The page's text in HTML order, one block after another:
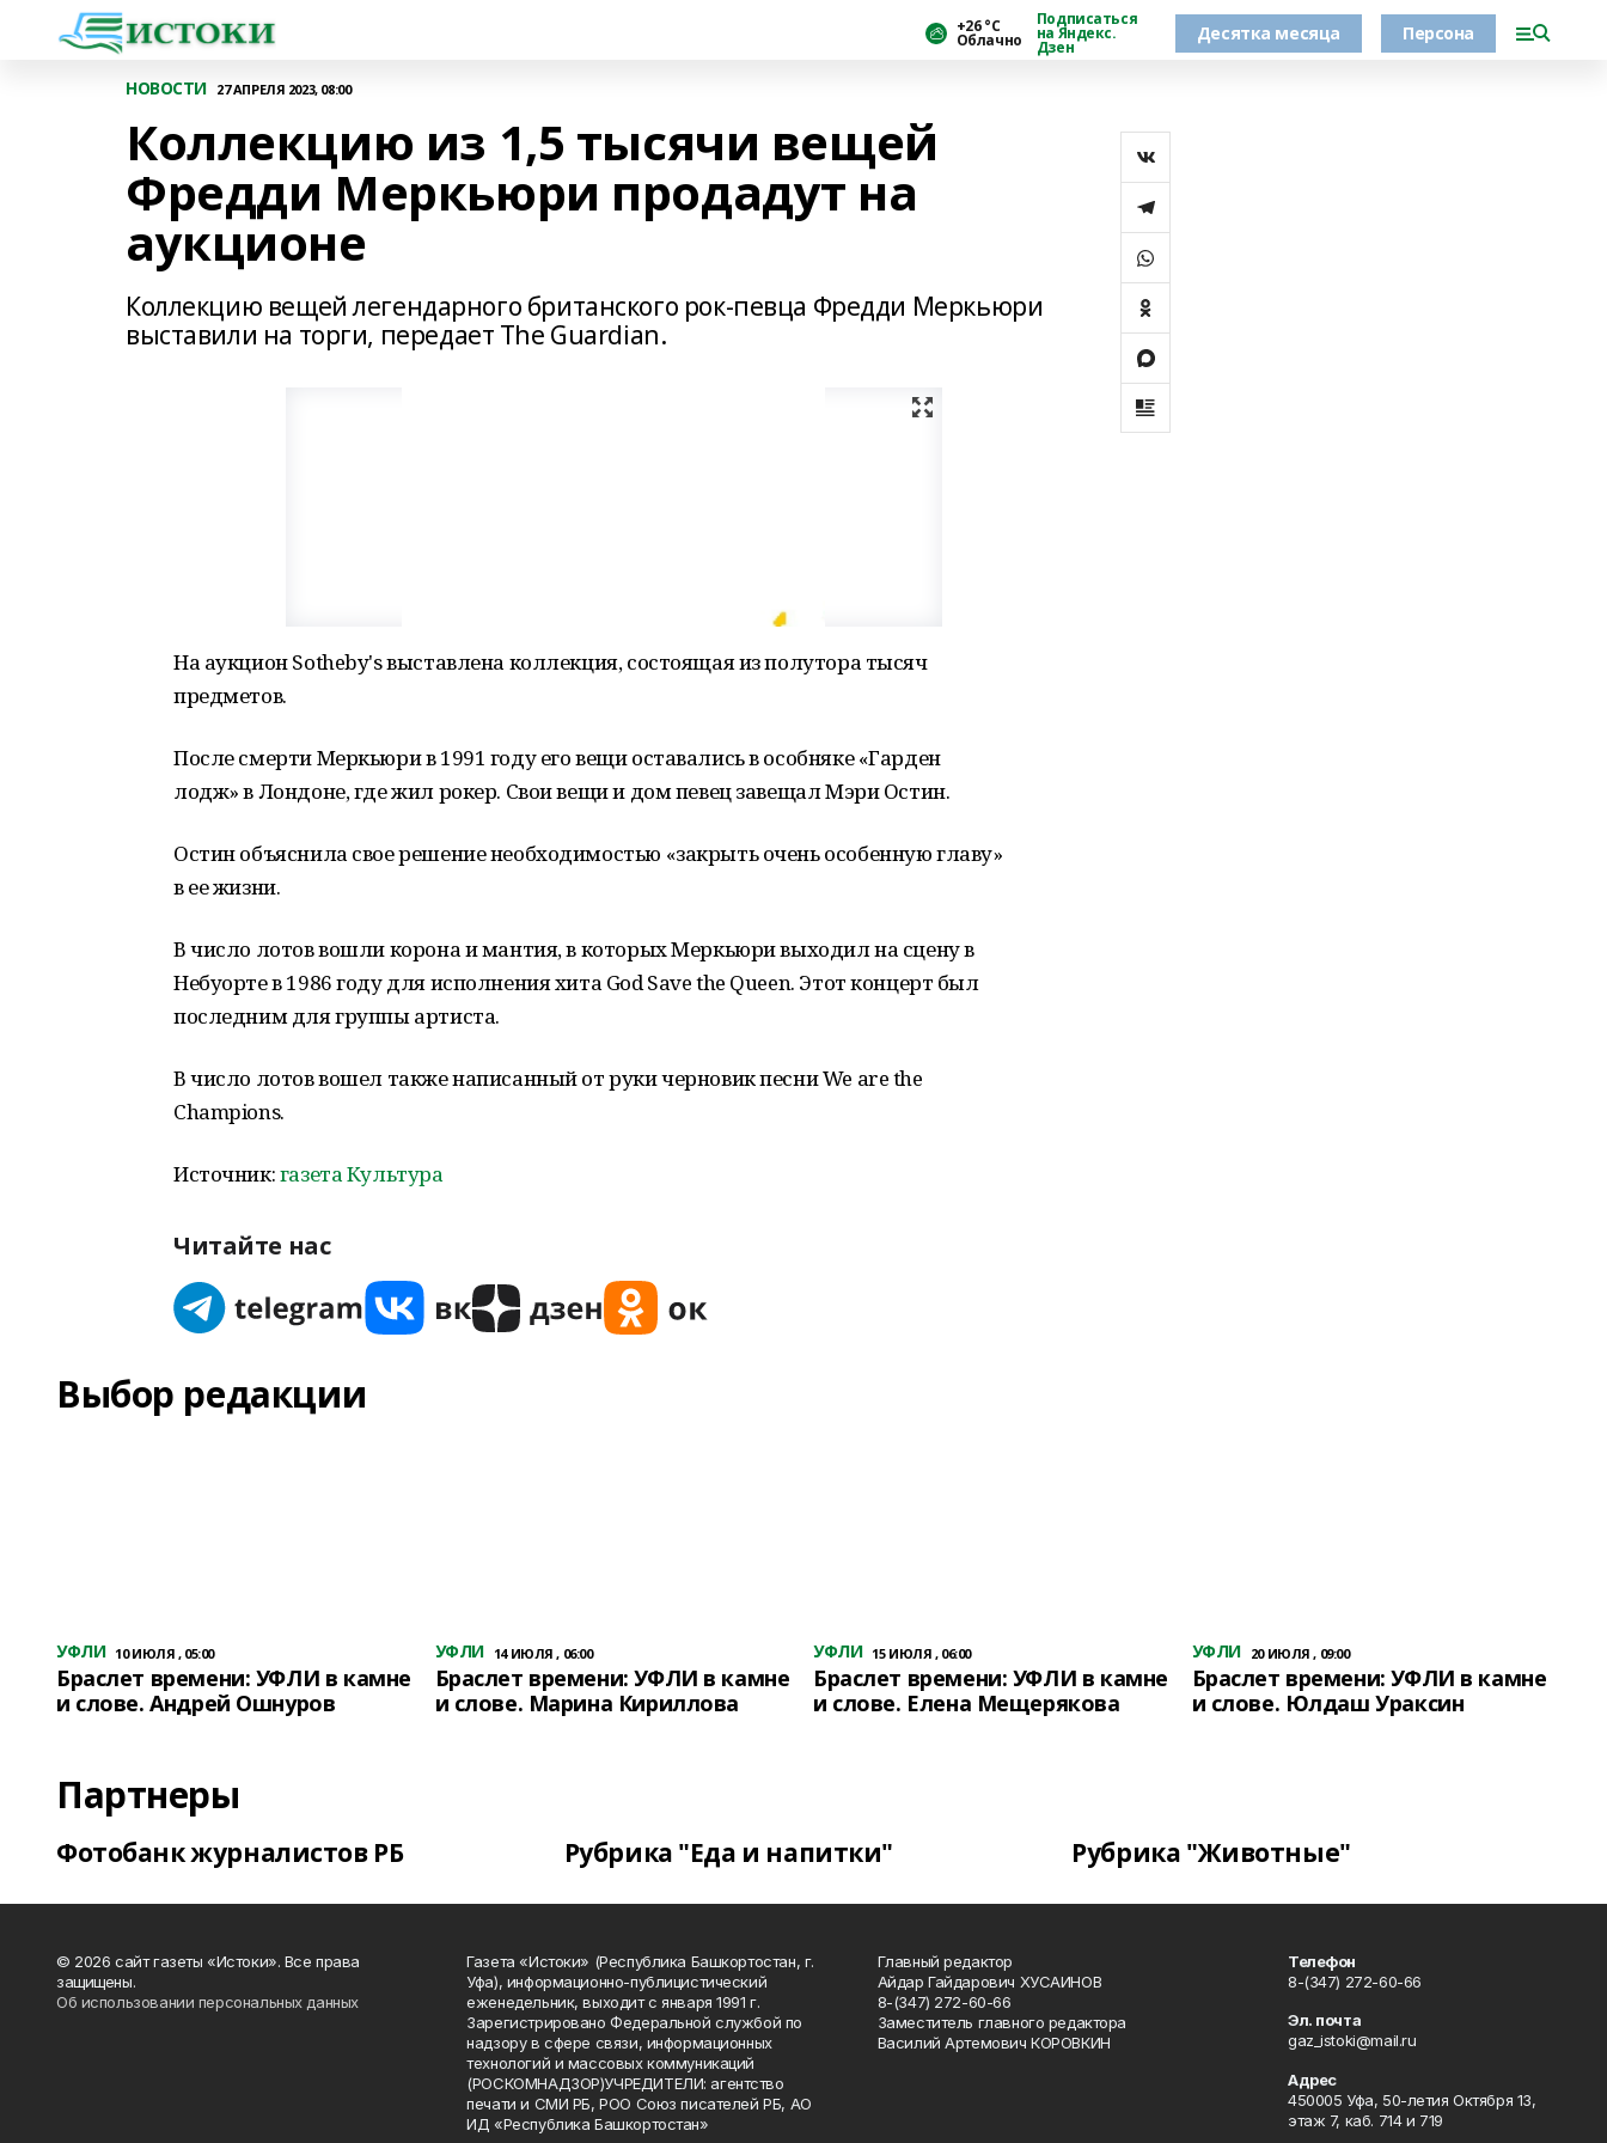
+26 °С
Облачно
Подписаться
на Яндекс.
Дзен
Десятка месяца Персона
НОВОСТИ 27 АПРЕЛЯ 2023, 08:00
Коллекцию из 1,5 тысячи вещей
Фредди Меркьюри продадут на
аукционе
Коллекцию вещей легендарного британского рок-певца Фредди Меркьюри
выставили на торги, передает The Guardian.
На аукцион Sotheby's выставлена коллекция, состоящая из полутора тысяч
предметов.
После смерти Меркьюри в 1991 году его вещи оставались в особняке «Гарден
лодж» в Лондоне, где жил рокер. Свои вещи и дом певец завещал Мэри Остин.
Остин объяснила свое решение необходимостью «закрыть очень особенную главу»
в ее жизни.
В число лотов вошли корона и мантия, в которых Меркьюри выходил на сцену в
Небуорте в 1986 году для исполнения хита God Save the Queen. Этот концерт был
последним для группы артиста.
В число лотов вошел также написанный от руки черновик песни We are the
Champions.
Источник:газета Культура
Читайте нас
Выбор редакции
УФЛИ 10 ИЮЛЯ , 05:00
Браслет времени: УФЛИ в камне
и слове. Андрей Ошнуров
УФЛИ 14 ИЮЛЯ , 06:00
Браслет времени: УФЛИ в камне
и слове. Марина Кириллова
УФЛИ 15 ИЮЛЯ , 06:00
Браслет времени: УФЛИ в камне
и слове. Елена Мещерякова
УФЛИ 20 ИЮЛЯ , 09:00
Браслет времени: УФЛИ в камне
и слове. Юлдаш Ураксин
Партнеры
Фотобанк журналистов РБ Рубрика "Еда и напитки" Рубрика "Животные"
© 2026 сайт газеты «Истоки». Все права
защищены.
Об использовании персональных данных
Газета «Истоки» (Республика Башкортостан, г.
Уфа), информационно-публицистический
еженедельник, выходит с января 1991 г.
Зарегистрировано Федеральной службой по
надзору в сфере связи, информационных
технологий и массовых коммуникаций
(РОСКОМНАДЗОР)УЧРЕДИТЕЛИ: агентство
печати и СМИ РБ, РОО Союз писателей РБ, АО
ИД «Республика Башкортостан»
Главный редактор
Айдар Гайдарович ХУСАИНОВ
8-(347) 272-60-66
Заместитель главного редактора
Василий Артемович КОРОВКИН
Телефон
8-(347) 272-60-66
Эл. почта
gaz_istoki@mail.ru
Адрес
450005 Уфа, 50-летия Октября 13,
этаж 7, каб. 714 и 719